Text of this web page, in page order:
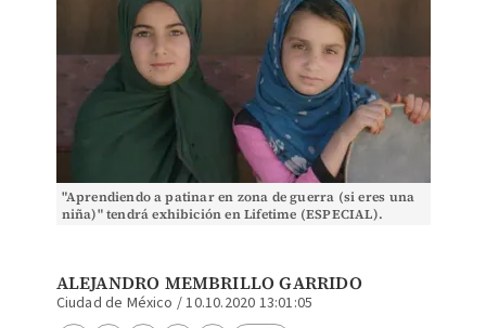
"Aprendiendo a patinar en zona de guerra (si eres una
niña)" tendrá exhibición en Lifetime (ESPECIAL).
ALEJANDRO MEMBRILLO GARRIDO
Ciudad de México /10.10.2020 13:01:05